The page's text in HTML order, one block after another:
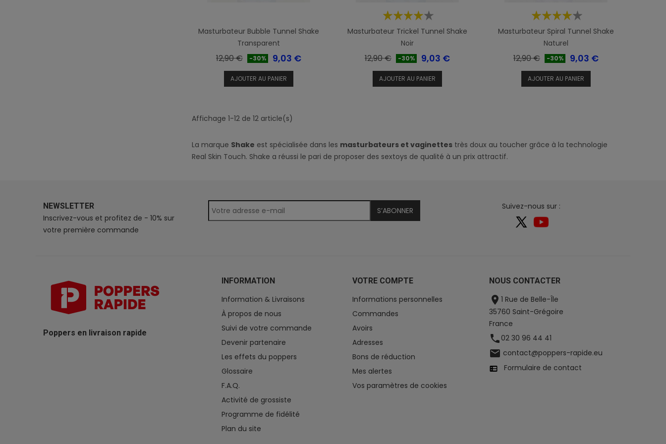
Masturbateur Bubble Tunnel Shake
Transparent
Prix
de
base
12,90 € -30% Prix
9,03 €
AJOUTER AU PANIER
Masturbateur Trickel Tunnel Shake
Noir
Prix
de
base
12,90 € -30% Prix
9,03 €
AJOUTER AU PANIER
Masturbateur Spiral Tunnel Shake
Naturel
Prix
de
base
12,90 € -30% Prix
9,03 €
AJOUTER AU PANIER
Affichage 1-12 de 12 article(s)
La marque Shake est spécialisée dans les masturbateurs et vaginettes très doux au toucher grâce à la technologie
Real Skin Touch. Shake a réussi le pari de proposer des sextoys de qualité à un prix attractif.
NEWSLETTER
Inscrivez-vous et profitez de - 10% sur
votre première commande
S’ABONNER Suivez-nous sur :
Poppers en livraison rapide
INFORMATION
Information & Livraisons
À propos de nous
Suivi de votre commande
Devenir partenaire
Les effets du poppers
Glossaire
F.A.Q.
Activité de grossiste
Programme de fidélité
Plan du site
VOTRE COMPTE
Informations personnelles
Commandes
Avoirs
Adresses
Bons de réduction
Mes alertes
Vos paramètres de cookies
NOUS CONTACTER
 1 Rue de Belle-Île
35760 Saint-Grégoire
France
 02 30 96 44 41
 contact@poppers-rapide.eu
Formulaire de contact